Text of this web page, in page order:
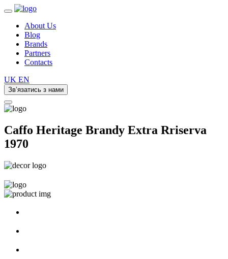
About Us
Blog
Brands
Partners
Contacts
UK EN
Зв’язатись з нами
Caffo Heritage Brandy Extra Rriserva
1970